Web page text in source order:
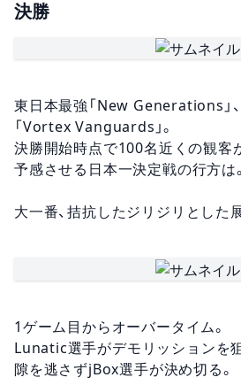
決勝
東日本最強「New Generations」
「Vortex Vanguards」。
決勝開始時点で100名近くの観客
予感させる日本一決定戦の行方は。
大一番、拮抗したジリジリとした
1ゲーム目からオーバータイム。
Lunatic選手がデモリッションを
隙を逃さずjBox選手が決め切る。